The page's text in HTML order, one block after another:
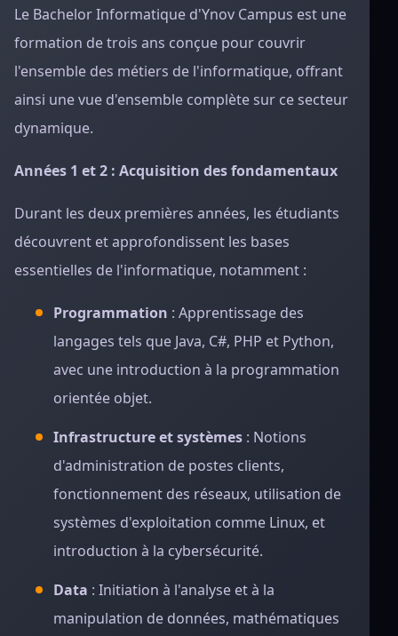
Le Bachelor Informatique d'Ynov Campus est une
formation de trois ans conçue pour couvrir
l'ensemble des métiers de l'informatique, offrant
ainsi une vue d'ensemble complète sur ce secteur
dynamique.
Années 1 et 2 : Acquisition des fondamentaux
Durant les deux premières années, les étudiants
découvrent et approfondissent les bases
essentielles de l'informatique, notamment :
Programmation : Apprentissage des
langages tels que Java, C#, PHP et Python,
avec une introduction à la programmation
orientée objet.
Infrastructure et systèmes : Notions
d'administration de postes clients,
fonctionnement des réseaux, utilisation de
systèmes d'exploitation comme Linux, et
introduction à la cybersécurité.
Data : Initiation à l'analyse et à la
manipulation de données, mathématiques